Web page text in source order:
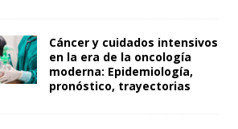
Cáncer y cuidados intensivos
en la era de la oncología
moderna: Epidemiología,
pronóstico, trayectorias